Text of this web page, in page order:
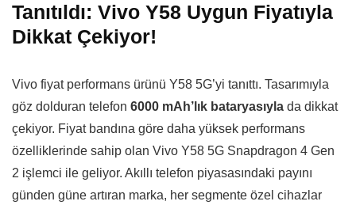
Tanıtıldı: Vivo Y58 Uygun Fiyatıyla
Dikkat Çekiyor!
Vivo fiyat performans ürünü Y58 5G’yi tanıttı. Tasarımıyla
göz dolduran telefon 6000 mAh’lık bataryasıyla da dikkat
çekiyor. Fiyat bandına göre daha yüksek performans
özelliklerinde sahip olan Vivo Y58 5G Snapdragon 4 Gen
2 işlemci ile geliyor. Akıllı telefon piyasasındaki payını
günden güne artıran marka, her segmente özel cihazlar